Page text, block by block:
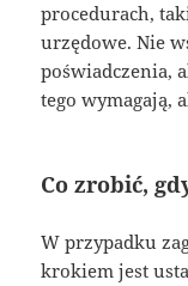
procedurach,
urzędowe. Nie
poświadczenia,
tego wymagają,
Co zrobić,
W przypadku
krokiem jest